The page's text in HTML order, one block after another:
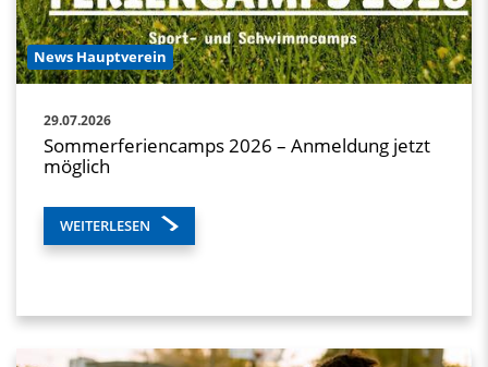
News Hauptverein
29.07.2026
Sommerferiencamps 2026 – Anmeldung jetzt
möglich
WEITERLESEN